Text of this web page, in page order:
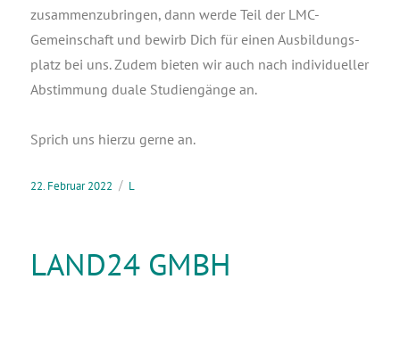
zusam­men­zu­brin­gen, dann wer­de Teil der LMC-
Gemein­schaft und bewirb Dich für einen Aus­bil­dungs­
platz bei uns. Zudem bie­ten wir auch nach indi­vi­du­el­ler
Abstim­mung dua­le Stu­di­en­gän­ge an.
Sprich uns hier­zu ger­ne an.
22. Februar 2022 L
LAND24 GMBH